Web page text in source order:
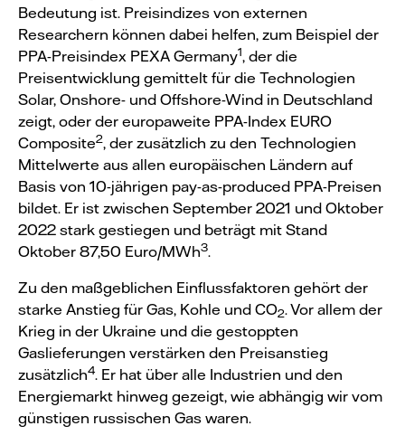
Bedeutung ist. Preisindizes von externen
Researchern können dabei helfen, zum Beispiel der
PPA-Preisindex PEXA Germany1 , der die
Preisentwicklung gemittelt für die Technologien
Solar, Onshore- und Offshore-Wind in Deutschland
zeigt, oder der europaweite PPA-Index EURO
Composite2 , der zusätzlich zu den Technologien
Mittelwerte aus allen europäischen Ländern auf
Basis von 10-jährigen pay-as-produced PPA-Preisen
bildet. Er ist zwischen September 2021 und Oktober
2022 stark gestiegen und beträgt mit Stand
Oktober 87,50 Euro/MWh3
Zu den maßgeblichen Einflussfaktoren gehört der
starke Anstieg für Gas, Kohle und CO2 . Vor allem der
Krieg in der Ukraine und die gestoppten
Gaslieferungen verstärken den Preisanstieg
zusätzlich4 . Er hat über alle Industrien und den
Energiemarkt hinweg gezeigt, wie abhängig wir vom
günstigen russischen Gas waren.